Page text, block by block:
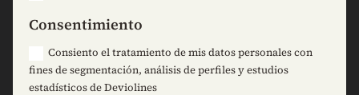
Consentimiento
Consiento el tratamiento de mis datos personales con
fines de segmentación, análisis de perfiles y estudios
estadísticos de Deviolines